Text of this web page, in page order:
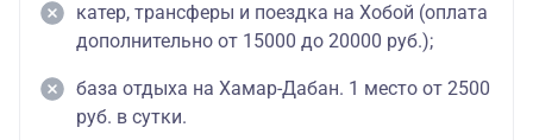
катер, трансферы и поездка на Хобой (оплата
дополнительно от 15000 до 20000 руб.);
база отдыха на Хамар-Дабан. 1 место от 2500
руб. в сутки.